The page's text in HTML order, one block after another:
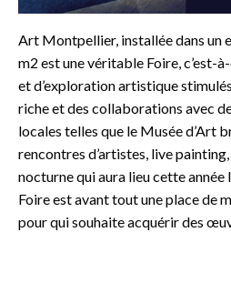
Art Montpellier, installée dans un
m2 est une véritable Foire, c’est-
et d’exploration artistique
riche et des collaborations avec
locales telles que le Musée d’Art
rencontres d’artistes, live
nocturne qui aura lieu cette
Foire est avant tout une place de
pour qui souhaite acquérir des